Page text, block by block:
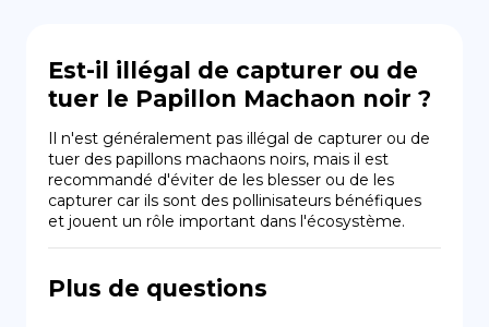
Privacy Policy
FR
EN
ES
Copiright © Niro ID
Est-il illégal de capturer ou de
tuer le Papillon Machaon noir ?
Il n'est généralement pas illégal de capturer ou de
tuer des papillons machaons noirs, mais il est
recommandé d'éviter de les blesser ou de les
capturer car ils sont des pollinisateurs bénéfiques
et jouent un rôle important dans l'écosystème.
Plus de questions